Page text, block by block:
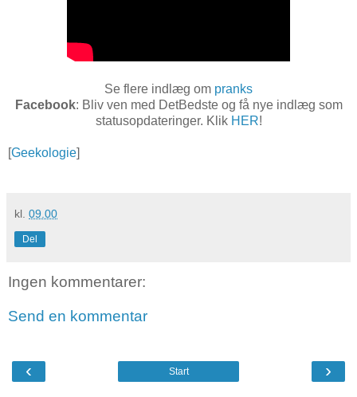
Se flere indlæg om pranks
Facebook: Bliv ven med DetBedste og få nye indlæg som
statusopdateringer. Klik HER!
[Geekologie]
kl. 09.00
Del
Ingen kommentarer:
Send en kommentar
‹ ›
Start